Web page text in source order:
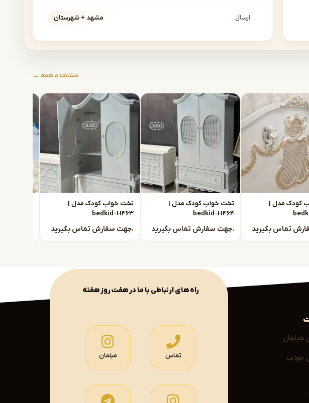
ارسال مشهد + شهرستان
مشاهده همه ←
کودک مدل |
تخت خواب کودک مدل |
bedkid-H464
جهت سفارش تماس بگیرید.
تخت خواب کودک مدل |
bedkid-H463
جهت سفارش تماس بگیرید.
تخت خواب
خواب
راه های ارتباطی با ما در هفت روز هفته
تماس مبلمان